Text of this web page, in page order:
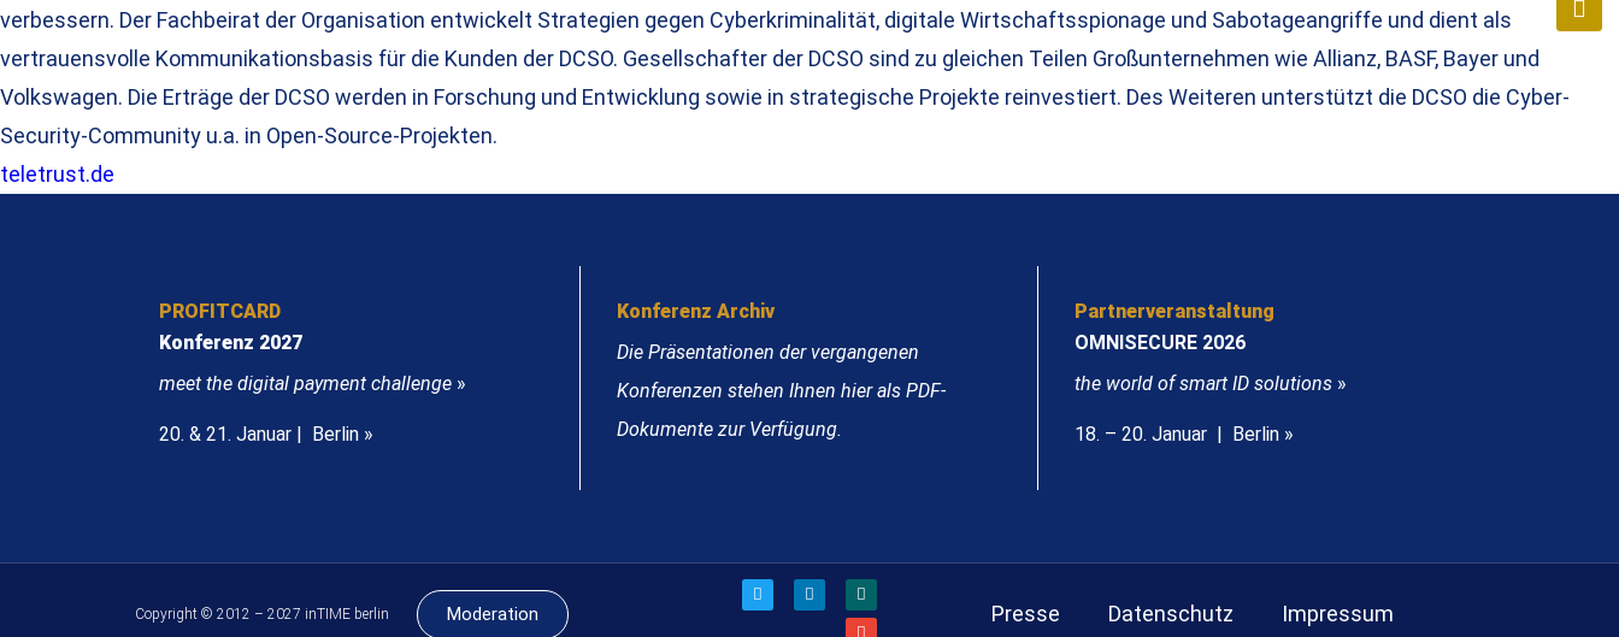
verbessern. Der Fachbeirat der Organisation entwickelt Strategien gegen Cyberkriminalität, digitale Wirtschaftsspionage und Sabotageangriffe und dient als
vertrauensvolle Kommunikationsbasis für die Kunden der DCSO. Gesellschafter der DCSO sind zu gleichen Teilen Großunternehmen wie Allianz, BASF, Bayer und
Volkswagen. Die Erträge der DCSO werden in Forschung und Entwicklung sowie in strategische Projekte reinvestiert. Des Weiteren unterstützt die DCSO die Cyber-
Security-Community u.a. in Open-Source-Projekten.
teletrust.de
PROFITCARD
Konferenz 2027
meet the digital payment challenge »
20. & 21. Januar | Berlin »
Konferenz Archiv
Die Präsentationen der vergangenen
Konferenzen stehen Ihnen hier als PDF-
Dokumente zur Verfügung.
Partnerveranstaltung
OMNISECURE 2026
the world of smart ID solutions»
18. – 20. Januar | Berlin »
Copyright © 2012 – 2027 inTIME berlin Moderation Presse Datenschutz Impressum